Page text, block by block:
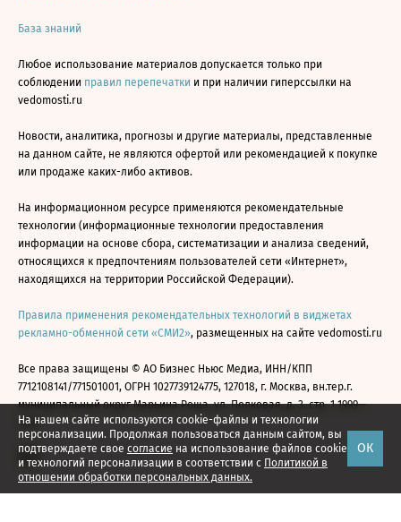
На нашем сайте используются cookie-файлы и технологии
персонализации. Продолжая пользоваться данным сайтом, вы
подтверждаете свое согласие на использование файлов cookie
и технологий персонализации в соответствии с Политикой в
отношении обработки персональных данных.
ОК
База знаний
Любое использование материалов допускается только при
соблюдении правил перепечатки и при наличии гиперссылки на
vedomosti.ru
Новости, аналитика, прогнозы и другие материалы, представленные
на данном сайте, не являются офертой или рекомендацией к покупке
или продаже каких-либо активов.
На информационном ресурсе применяются рекомендательные
технологии (информационные технологии предоставления
информации на основе сбора, систематизации и анализа сведений,
относящихся к предпочтениям пользователей сети «Интернет»,
находящихся на территории Российской Федерации).
Правила применения рекомендательных технологий в виджетах
рекламно-обменной сети «СМИ2», размещенных на сайте vedomosti.ru
Все права защищены © АО Бизнес Ньюс Медиа, ИНН/КПП
7712108141/771501001, ОГРН 1027739124775, 127018, г. Москва, вн.тер.г.
муниципальный округ Марьина Роща, ул. Полковая, д. 3, стр. 1 1999—
2026